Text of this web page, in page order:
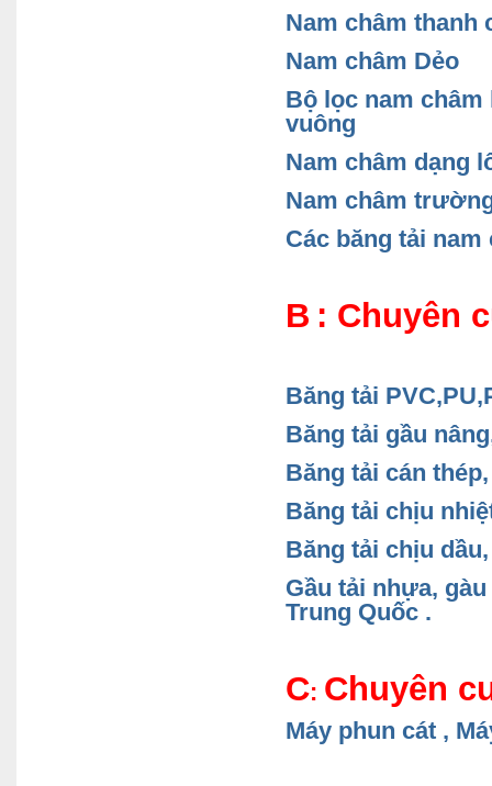
Nam châm thanh
Nam châm Dẻo
Bộ lọc nam
vuông
Nam châm dạng
Nam châm
Các băng tải
B : Chuyên
Băng tải
Băng tải gầu
Băng tải cán
Băng tải chịu
Băng tải chịu
Gầu tải nhựa,
Trung Quốc .
C: Chuyên
Máy phun cát ,